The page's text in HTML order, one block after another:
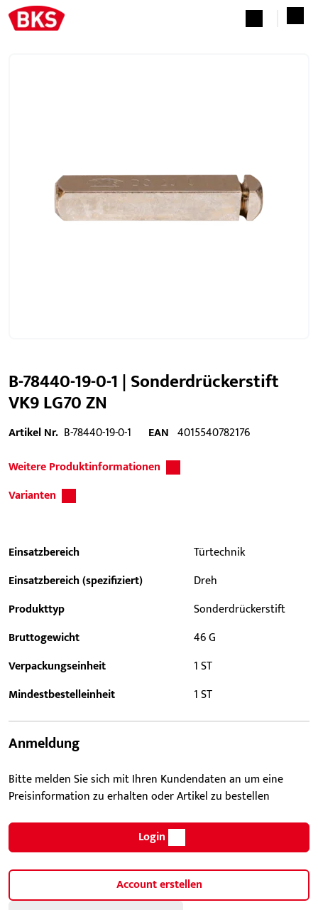
B-78440-19-0-1 | Sonderdrückerstift
VK9 LG70 ZN
Artikel Nr. B-78440-19-0-1 EAN 4015540782176
Weitere Produktinformationen
Varianten
Einsatzbereich
Türtechnik
Einsatzbereich (spezifiziert)
Dreh
Produkttyp
Sonderdrückerstift
Bruttogewicht
46 G
Verpackungseinheit
1 ST
Mindestbestelleinheit
1 ST
Anmeldung
Bitte melden Sie sich mit Ihren Kundendaten an um eine
Preisinformation zu erhalten oder Artikel zu bestellen
Login
Account erstellen